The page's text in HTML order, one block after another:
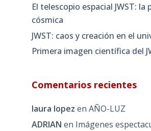
El telescopio espacial JWST: la
cósmica
JWST: caos y creación en el
Primera imagen científica del
Comentarios recientes
laura lopez en AÑO-LUZ
ADRIAN en Imágenes